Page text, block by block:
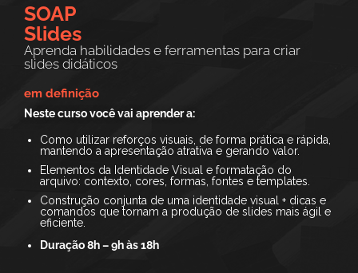
SOAP
Slides
Aprenda habilidades e ferramentas para criar
slides didáticos
em definição
Neste curso você vai aprender a:
Como utilizar reforços visuais, de forma prática e rápida,
mantendo a apresentação atrativa e gerando valor.
Elementos da Identidade Visual e formatação do
arquivo: contexto, cores, formas, fontes e templates.
Construção conjunta de uma identidade visual + dicas e
comandos que tornam a produção de slides mais ágil e
eficiente.
Duração 8h – 9h às 18h